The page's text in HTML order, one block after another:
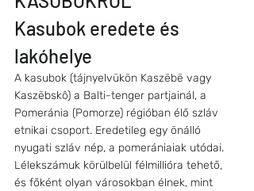
Kasubok eredete és
lakóhelye
A kasubok (tájnyelvükön Kaszëbë vagy
Kaszëbskô) a Balti-tenger partjainál, a
Pomeránia (Pomorze) régióban élő szláv
etnikai csoport. Eredetileg egy önálló
nyugati szláv nép, a pomerániaiak utódai.
Lélekszámuk körülbelül félmillióra tehető,
és főként olyan városokban élnek, mint